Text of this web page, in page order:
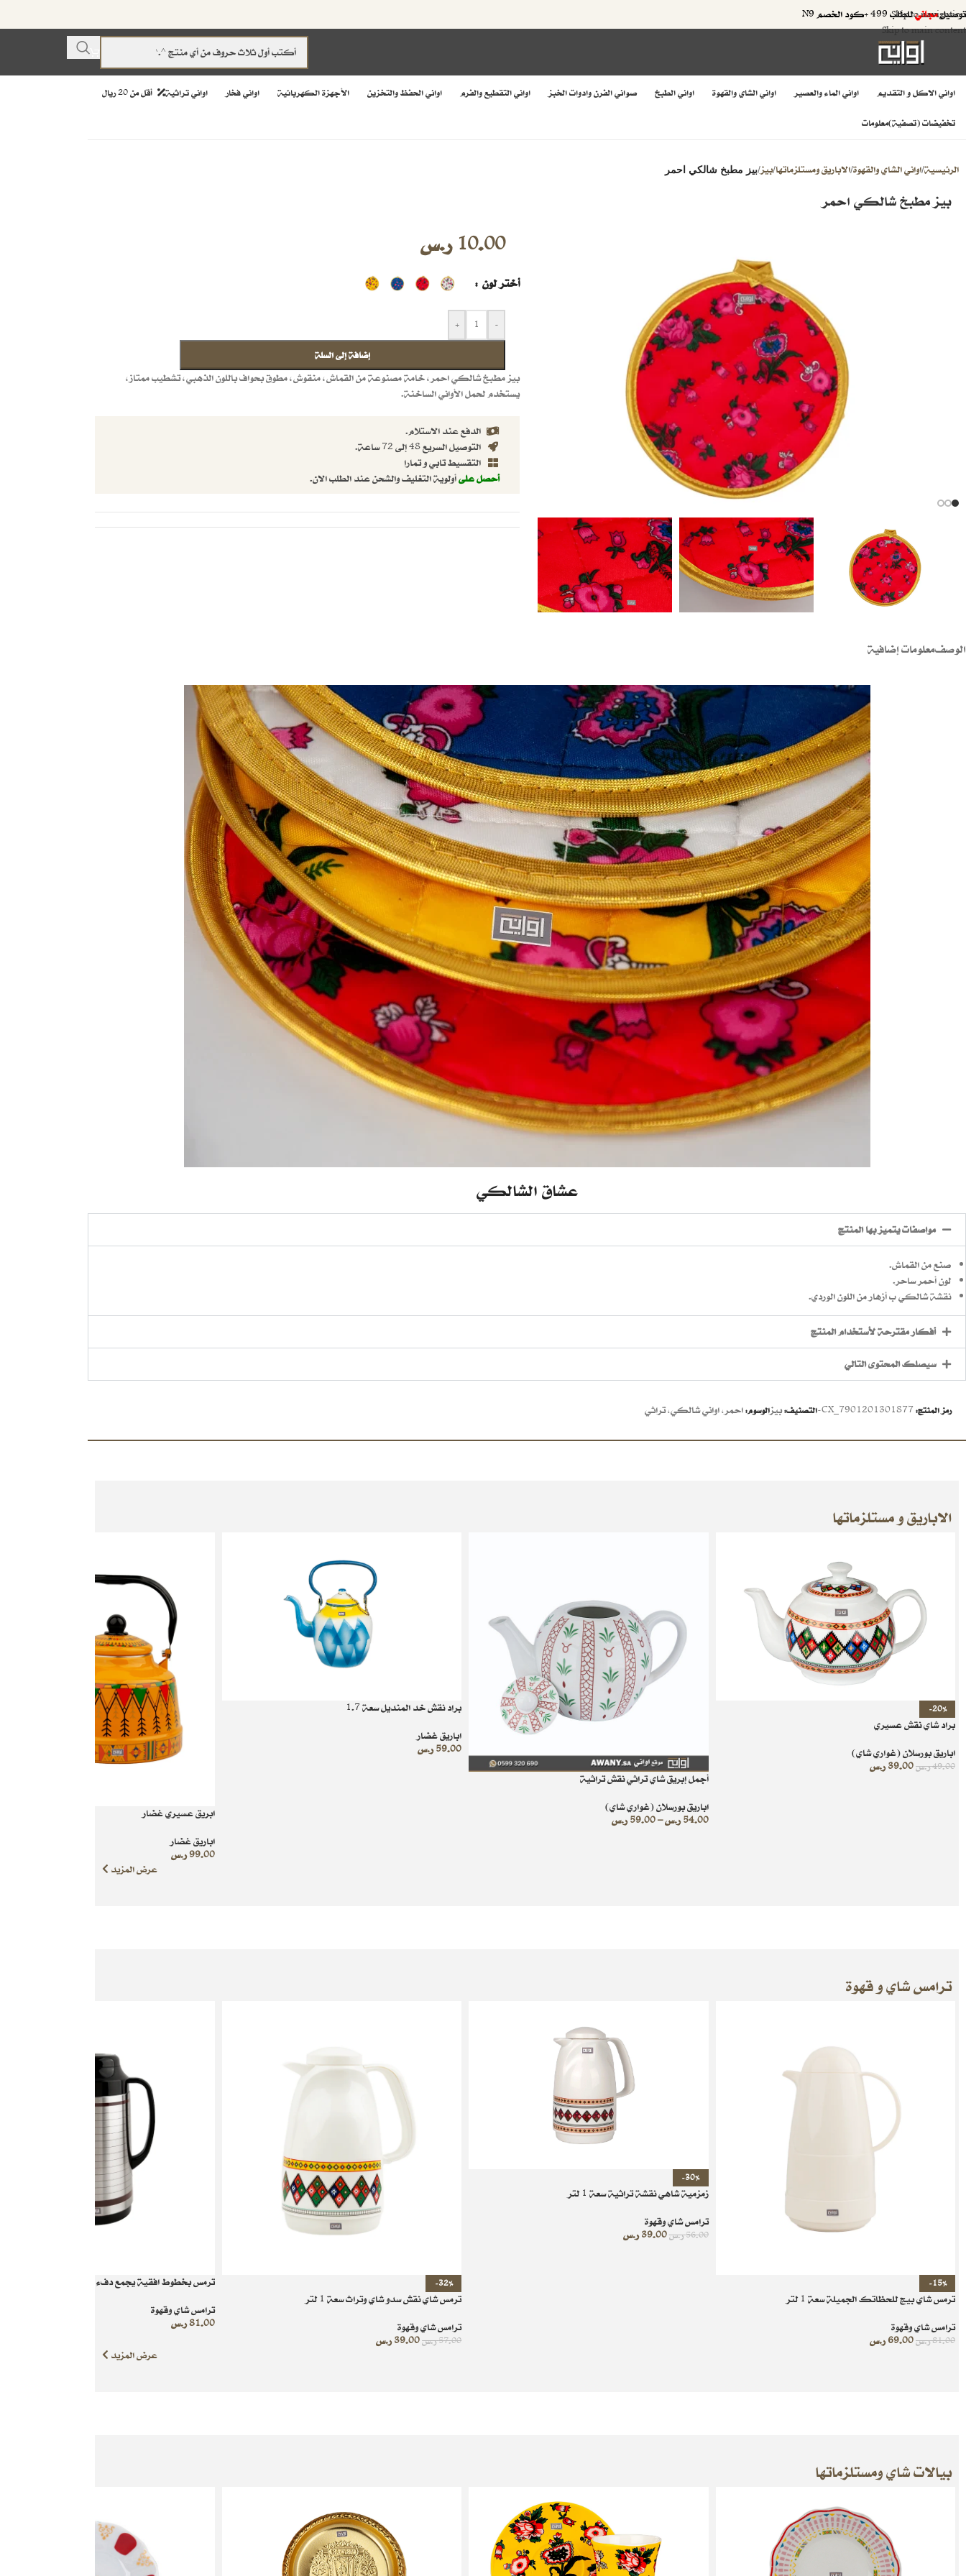
Skip to navigation
Skip to main content
توصيلمجانيللطلب 499 +كود الخصم N9
اواني الاكل و التقديم اواني الماء والعصير اواني الشاي والقهوة اواني الطبخ صواني الفرن وادوات الخبز اواني التقطيع والفرم اواني الحفظ والتخزين الأجهزة الكهربائية اواني فخار اواني تراثية أقل من 20 ريال
تخفيضات (تصفية)معلومات
الرئيسية/اواني الشاي والقهوة/الاباريق ومستلزماتها/بيز/بيز مطبخ شالكي احمر
بيز مطبخ شالكي احمر
10.00 ر.س
أختر لون
-
+
إضافة إلى السلة
بيز مطبخ شالكي احمر، خامة مصنوعة من القماش، منقوش، مطوق بحواف باللون الذهبي، تشطيب ممتاز،
يستخدم لحمل الأواني الساخنة.
الدفع عند الاستلام.
التوصيل السريع 48 إلى 72 ساعة.
التقسيط تابي و تمارا
أحصل علىأولوية التغليف والشحن عند الطلب الان.
الوصفمعلومات إضافية
عشاق الشالكي
مواصفات يتميز بها المنتج
صنع من القماش.
لون أحمر ساحر.
نقشة شالكي ب أزهار من اللون الوردي.
أفكار مقترحة لأستخدام المنتج
سيصلك المحتوى التالي
رمز المنتج:CX_7901201301877- التصنيف:بيزالوسوم:احمر,اواني شالكي,تراثي
الاباريق و مستلزماتها
-20%
براد شاي نقش عسيري
اباريق بورسلان (غواري شاي)
49.00ر.س39.00ر.س
أجمل إبريق شاي تراثي نقش تراثية
اباريق بورسلان (غواري شاي)
54.00 ر.س–
59.00 ر.س
براد نقش خد المنديل سعة 1.7
اباريق غضار
59.00ر.س
ابريق عسيري غضار
اباريق غضار
99.00ر.س
عرض المزيد
ترامس شاي و قهوة
-15%
ترمس شاي بيج للحظاتك الجميلة سعة 1 لتر
ترامس شاي وقهوة
81.00ر.س69.00ر.س
-30%
زمزمية شاهي نقشة تراثية سعة 1 لتر
ترامس شاي وقهوة
56.00ر.س39.00 ر.س
-32%
ترمس شاي نقش سدو شاي وتراث سعة 1 لتر
ترامس شاي وقهوة
57.00ر.س39.00ر.س
ترمس بخطوط افقية يجمع دفء الماضي والحاضر سعة 1 لتر
ترامس شاي وقهوة
81.00ر.س
عرض المزيد
بيالات شاي ومستلزماتها